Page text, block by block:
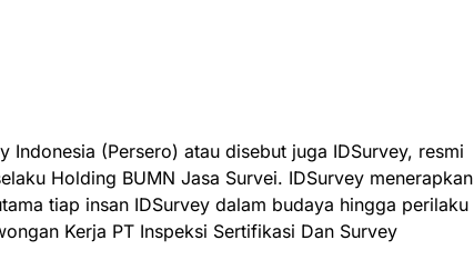
Indonesia (Persero) atau disebut juga IDSurvey, resmi
Holding BUMN Jasa Survei. IDSurvey menerapkan
tiap insan IDSurvey dalam budaya hingga perilaku
Kerja PT Inspeksi Sertifikasi Dan Survey